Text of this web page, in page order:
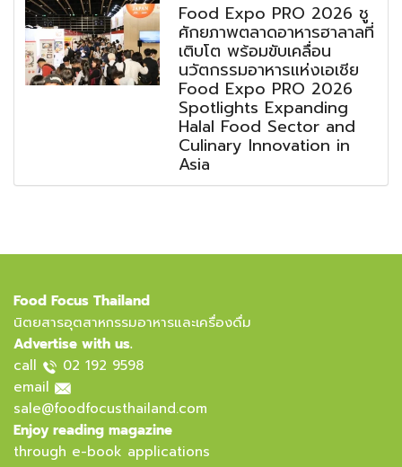
Food Expo PRO 2026 ชู
ศักยภาพตลาดอาหารฮาลาลที่
เติบโต พร้อมขับเคลื่อน
นวัตกรรมอาหารแห่งเอเชีย
Food Expo PRO 2026
Spotlights Expanding
Halal Food Sector and
Culinary Innovation in
Asia
Food Focus Thailand
นิตยสารอุตสาหกรรมอาหารและเครื่องดื่ม
Advertise with us.
call
02 192 9598
email
sale@foodfocusthailand.com
Enjoy reading magazine
through e-book applications